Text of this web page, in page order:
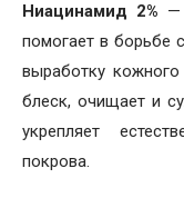
Ниацинамид 2% —
помогает в борьбе
выработку
блеск, очищает и
укрепляет
покрова.